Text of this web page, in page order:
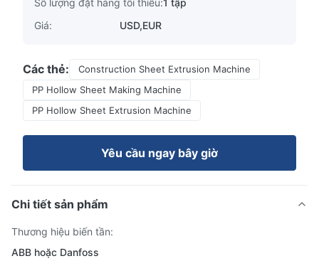
Số lượng đặt hàng tối thiểu:1 tập
Giá:
USD,EUR
Các thẻ:
Construction Sheet Extrusion Machine
PP Hollow Sheet Making Machine
PP Hollow Sheet Extrusion Machine
Yêu cầu ngay bây giờ
Chi tiết sản phẩm
Thương hiệu biến tần:
ABB hoặc Danfoss